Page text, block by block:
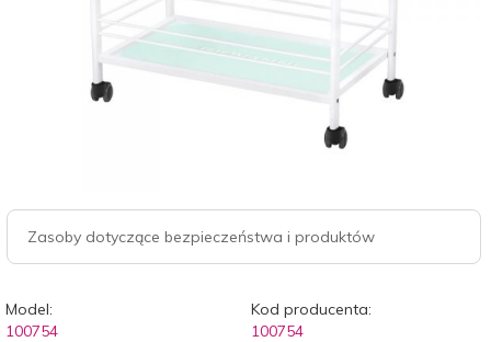
Zasoby dotyczące bezpieczeństwa i produktów
Model:
100754
Kod producenta:
100754